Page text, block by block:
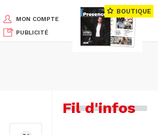
MON COMPTE
PUBLICITÉ
BOUTIQUE
Fil d'infos